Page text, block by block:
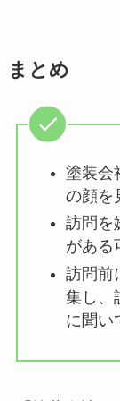
まとめ
塗装会
の顔を
訪問を
がある
訪問前
集し、
に聞い